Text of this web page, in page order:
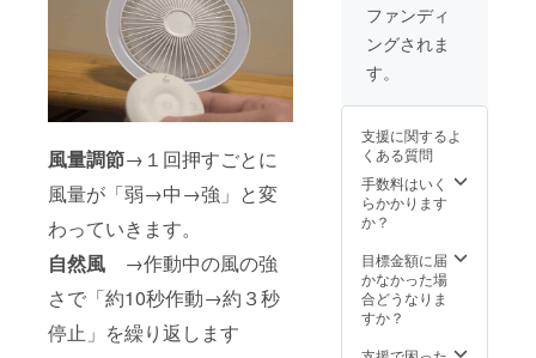
風量調節→１回押すごとに
風量が「弱→中→強」と変
わっていきます。
自然風 →作動中の風の強
さで「約10秒作動→約３秒
停止」を繰り返します
ファンディ
ングされま
す。
支援に関するよ
くある質問
手数料はいく
らかかります
か？
目標金額に届
かなかった場
合どうなりま
すか？